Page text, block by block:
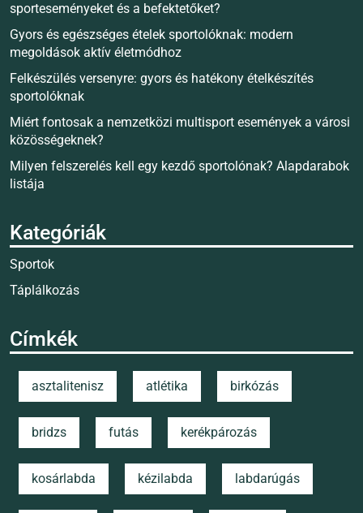
sporteseményeket és a befektetőket?
Gyors és egészséges ételek sportolóknak: modern
megoldások aktív életmódhoz
Felkészülés versenyre: gyors és hatékony ételkészítés
sportolóknak
Miért fontosak a nemzetközi multisport események a városi
közösségeknek?
Milyen felszerelés kell egy kezdő sportolónak? Alapdarabok
listája
Kategóriák
Sportok
Táplálkozás
Címkék
asztalitenisz atlétika birkózás
bridzs futás kerékpározás
kosárlabda kézilabda labdarúgás